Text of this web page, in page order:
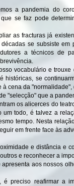
a pandemia do
se faz pode
as fracturas já
se subsiste em
a técnicos de
vocabulário e
históricas, se
cena da "normalidade",
"selecção" que a
os alicerces do
todo, é talvez a
tempo. Nesta
em frente face às
e distância e
e reconhecer a
aos nossos
preciso reafirmar a